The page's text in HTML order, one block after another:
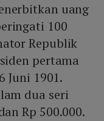
uang
100
Republik
pertama
Juni 1901.
dua seri
Rp 500.000.